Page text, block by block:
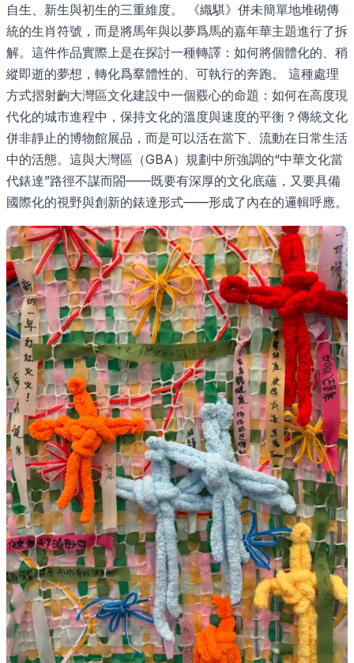
自生、新生與初生的三重維度。 《織騏》併未簡單地堆砌傳
統的生肖符號，而是將馬年與以夢爲馬的嘉年華主題進行了拆
解。這件作品實際上是在探討一種轉譯：如何將個體化的、稍
縱即逝的夢想，轉化爲羣體性的、可執行的奔跑。 這種處理
方式摺射齣大灣區文化建設中一個覈心的命題：如何在高度現
代化的城市進程中，保持文化的溫度與速度的平衡？傳統文化
併非靜止的博物館展品，而是可以活在當下、流動在日常生活
中的活態。這與大灣區（GBA）規劃中所強調的“中華文化當
代錶達”路徑不謀而閤——既要有深厚的文化底蘊，又要具備
國際化的視野與創新的錶達形式——形成了內在的邏輯呼應。